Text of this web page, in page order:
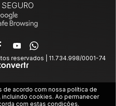
reservados | 11.734.998/0001-74
de acordo com nossa política de
cookies. Ao permanecer
com estas condições.